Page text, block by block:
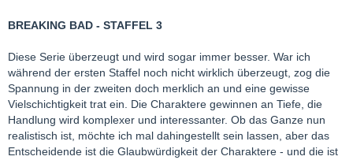
BREAKING BAD - STAFFEL 3
Diese Serie überzeugt und wird sogar immer besser. War ich
während der ersten Staffel noch nicht wirklich überzeugt, zog die
Spannung in der zweiten doch merklich an und eine gewisse
Vielschichtigkeit trat ein. Die Charaktere gewinnen an Tiefe, die
Handlung wird komplexer und interessanter. Ob das Ganze nun
realistisch ist, möchte ich mal dahingestellt sein lassen, aber das
Entscheidende ist die Glaubwürdigkeit der Charaktere - und die ist